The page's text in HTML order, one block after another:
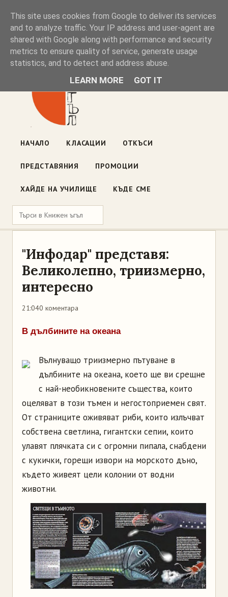
Книжен ъгъл
Блог на книжарницата — класации, откъси, нови книги
ул. „Оборище" 117, София· пон–пет 10:00–19:00 ·
НАЧАЛО КЛАСАЦИИ ОТКЪСИ
ПРЕДСТАВЯНИЯ ПРОМОЦИИ
ХАЙДЕ НА УЧИЛИЩЕ КЪДЕ СМЕ
"Инфодар" представя:
Великолепно, триизмерно,
интересно
21:040 коментара
В дълбините на океана
Вълнуващо триизмерно пътуване в
дълбините на океана, което ще ви срещне
с най-необикновените същества, които
оцеляват в този тъмен и негостоприемен свят.
От страниците оживяват риби, които излъчват
собствена светлина, гигантски сепии, които
улавят плячката си с огромни пипала, снабдени
с кукички, горещи извори на морското дъно,
където живеят цели колонии от водни
животни.
This site uses cookies from Google to deliver its services
and to analyze traffic. Your IP address and user-agent are
shared with Google along with performance and security
metrics to ensure quality of service, generate usage
statistics, and to detect and address abuse.
LEARN MORE GOT IT